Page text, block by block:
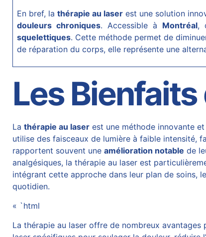
En bref, lathérapie au laser est une solution
douleurs chroniques. Accessible à Montréal,
squelettiques. Cette méthode permet de
de réparation du corps, elle représente une
Les
Lathérapie au laser est une méthode innovante
utilise des faisceaux de lumière à faible intensité,
rapportent souvent uneamélioration notable de
analgésiques, la thérapie au laser est
intégrant cette approche dans leur plan de soins,
quotidien.
« `html
La thérapie au laser offre de nombreux